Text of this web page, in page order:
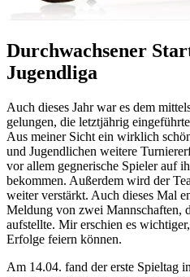
Durchwachsener
Jugendliga
Auch dieses Jahr war es dem
gelungen, die letztjährig
Aus meiner Sicht ein wirklich
und Jugendlichen weitere
vor allem gegnerische Spieler auf
bekommen. Außerdem wird der
weiter verstärkt. Auch dieses Mal
Meldung von zwei Mannschaften,
aufstellte. Mir erschien es
Erfolge feiern können.
Am 14.04. fand der erste Spieltag